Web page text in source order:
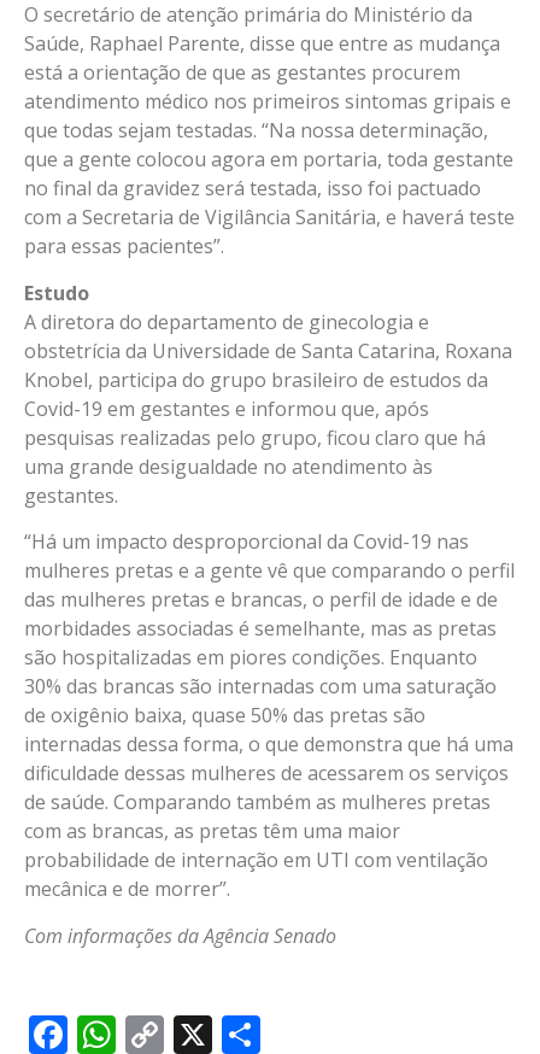
O secretário de atenção primária do Ministério da
Saúde, Raphael Parente, disse que entre as mudança
está a orientação de que as gestantes procurem
atendimento médico nos primeiros sintomas gripais e
que todas sejam testadas. “Na nossa determinação,
que a gente colocou agora em portaria, toda gestante
no final da gravidez será testada, isso foi pactuado
com a Secretaria de Vigilância Sanitária, e haverá teste
para essas pacientes”.
Estudo
A diretora do departamento de ginecologia e
obstetrícia da Universidade de Santa Catarina, Roxana
Knobel, participa do grupo brasileiro de estudos da
Covid-19 em gestantes e informou que, após
pesquisas realizadas pelo grupo, ficou claro que há
uma grande desigualdade no atendimento às
gestantes.
“Há um impacto desproporcional da Covid-19 nas
mulheres pretas e a gente vê que comparando o perfil
das mulheres pretas e brancas, o perfil de idade e de
morbidades associadas é semelhante, mas as pretas
são hospitalizadas em piores condições. Enquanto
30% das brancas são internadas com uma saturação
de oxigênio baixa, quase 50% das pretas são
internadas dessa forma, o que demonstra que há uma
dificuldade dessas mulheres de acessarem os serviços
de saúde. Comparando também as mulheres pretas
com as brancas, as pretas têm uma maior
probabilidade de internação em UTI com ventilação
mecânica e de morrer”.
Com informações da Agência Senado
Facebook
WhatsApp
Copy
X